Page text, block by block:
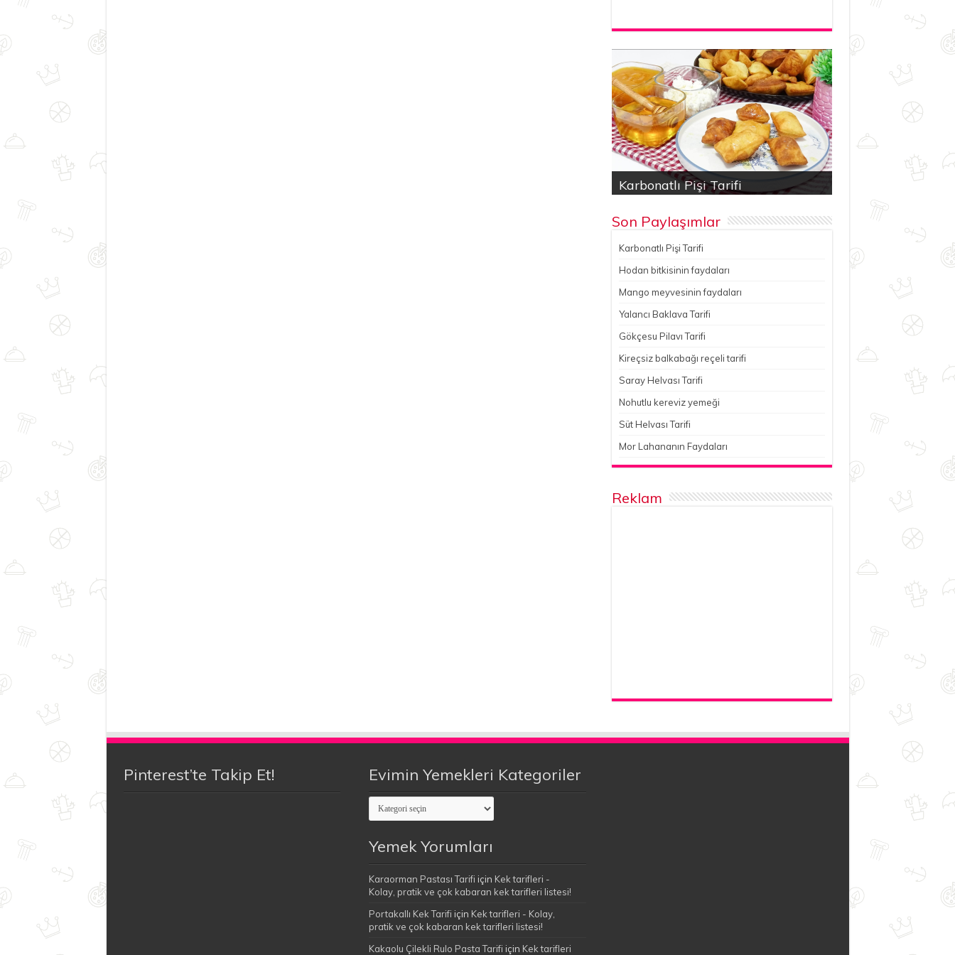
Karbonatlı Pişi Tarifi
Hodan bitkisinin faydaları
Yalancı Baklava Tarifi
Gökçesu Pilavı Tarifi
Nohutlu kereviz yemeği
Son Paylaşımlar
Karbonatlı Pişi Tarifi
Hodan bitkisinin faydaları
Mango meyvesinin faydaları
Yalancı Baklava Tarifi
Gökçesu Pilavı Tarifi
Kireçsiz balkabağı reçeli tarifi
Saray Helvası Tarifi
Nohutlu kereviz yemeği
Süt Helvası Tarifi
Mor Lahananın Faydaları
Reklam
Pinterest’te Takip Et! Evimin Yemekleri Kategoriler
Evimin
Yemekleri
Kategoriler
Yemek Yorumları
Karaorman Pastası Tarifi için Kek tarifleri -
Kolay, pratik ve çok kabaran kek tarifleri listesi!
Portakallı Kek Tarifi için Kek tarifleri - Kolay,
pratik ve çok kabaran kek tarifleri listesi!
Kakaolu Çilekli Rulo Pasta Tarifi için Kek tarifleri